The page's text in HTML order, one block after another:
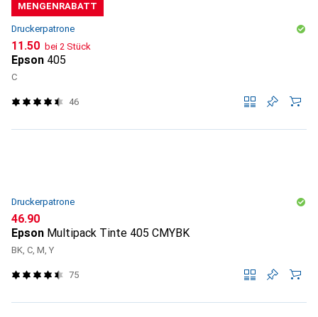
MENGENRABATT
Druckerpatrone
CHF
11.50 bei 2 Stück
Epson 405
C
46
Druckerpatrone
CHF
46.90
Epson Multipack Tinte 405 CMYBK
BK, C, M, Y
75